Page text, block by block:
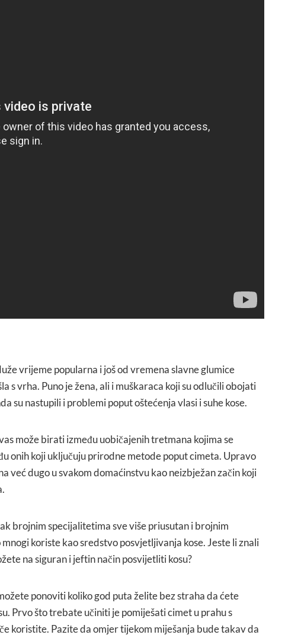
vrijeme popularna i još od vremena slavne glumice
s vrha. Puno je žena, ali i muškaraca koji su odlučili obojati
su nastupili i problemi poput oštećenja vlasi i suhe kose.
može birati između uobičajenih tretmana kojima se
onih koji uključuju prirodne metode poput cimeta. Upravo
već dugo u svakom domaćinstvu kao neizbježan začin koji
brojnim specijalitetima sve više priusutan i brojnim
koriste kao sredstvo posvjetljivanja kose. Jeste li znali
na siguran i jeftin način posvijetliti kosu?
ponoviti koliko god puta želite bez straha da ćete
Prvo što trebate učiniti je pomiješati cimet u prahu s
koristite. Pazite da omjer tijekom miješanja bude takav da